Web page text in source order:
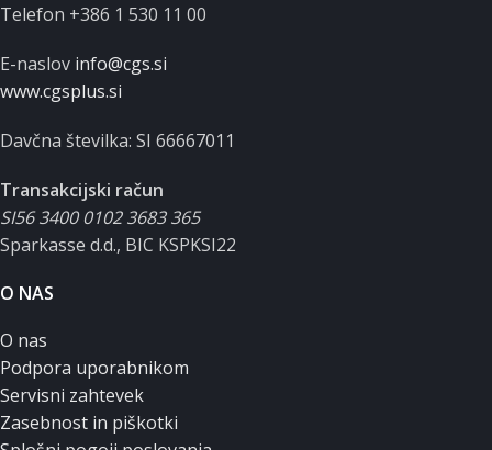
Telefon +386 1 530 11 00
E-naslov info@cgs.si
www.cgsplus.si
Davčna številka: SI 66667011
Transakcijski račun
SI56 3400 0102 3683 365
Sparkasse d.d., BIC KSPKSI22
O NAS
O nas
Podpora uporabnikom
Servisni zahtevek
Zasebnost in piškotki